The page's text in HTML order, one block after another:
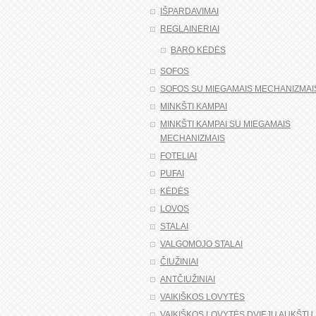
IŠPARDAVIMAI
REGLAINERIAI
BARO KĖDĖS
SOFOS
SOFOS SU MIEGAMAIS
MINKŠTI KAMPAI
MINKŠTI KAMPAI SU MIEGAMAIS
MECHANIZMAIS
FOTELIAI
PUFAI
KĖDĖS
LOVOS
STALAI
VALGOMOJO STALAI
ČIUŽINIAI
ANTČIUŽINIAI
VAIKIŠKOS LOVYTĖS